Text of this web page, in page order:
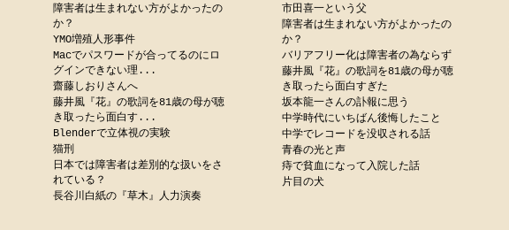
障害者は生まれない方がよかったの
か？
YMO増殖人形事件
Macでパスワードが合ってるのにロ
グインできない理...
齋藤しおりさんへ
藤井風『花』の歌詞を81歳の母が聴
き取ったら面白す...
Blenderで立体視の実験
猫刑
日本では障害者は差別的な扱いをさ
れている？
長谷川白紙の『草木』人力演奏
市田喜一という父
障害者は生まれない方がよかったの
か？
バリアフリー化は障害者の為ならず
藤井風『花』の歌詞を81歳の母が聴
き取ったら面白すぎた
坂本龍一さんの訃報に思う
中学時代にいちばん後悔したこと
中学でレコードを没収される話
青春の光と声
痔で貧血になって入院した話
片目の犬